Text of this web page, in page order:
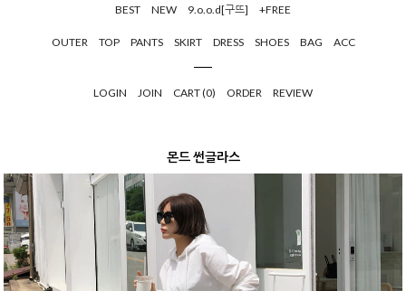
BEST NEW 9.o.o.d[구뜨] +FREE
OUTER TOP PANTS SKIRT DRESS SHOES BAG ACC
LOGIN JOIN CART (0) ORDER REVIEW
몬드 썬글라스